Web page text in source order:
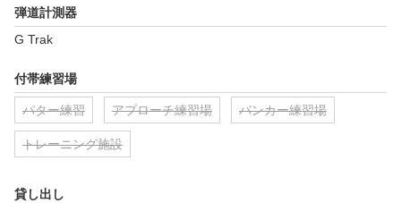
弾道計測器
G Trak
付帯練習場
パター練習 アプローチ練習場 バンカー練習場
トレーニング施設
貸し出し